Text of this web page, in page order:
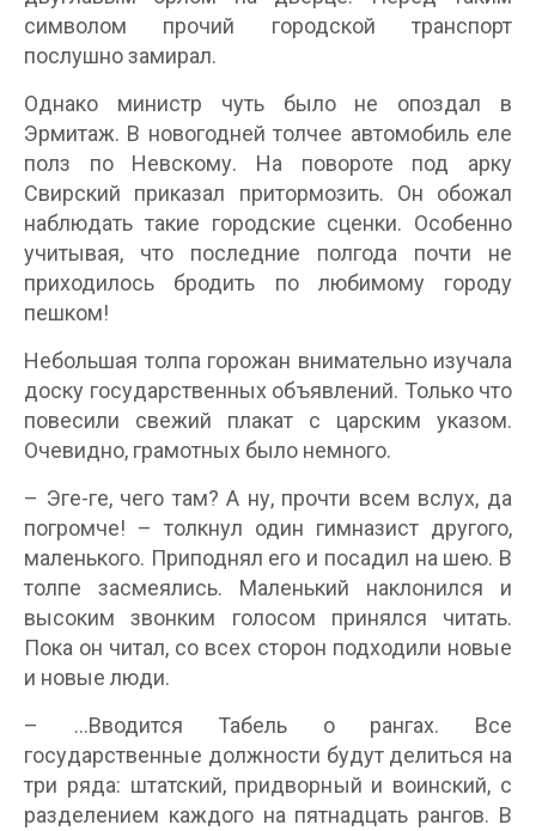
символом прочий городской транспорт
послушно замирал.
Однако министр чуть было не опоздал в
Эрмитаж. В новогодней толчее автомобиль еле
полз по Невскому. На повороте под арку
Свирский приказал притормозить. Он обожал
наблюдать такие городские сценки. Особенно
учитывая, что последние полгода почти не
приходилось бродить по любимому городу
пешком!
Небольшая толпа горожан внимательно изучала
доску государственных объявлений. Только что
повесили свежий плакат с царским указом.
Очевидно, грамотных было немного.
– Эге-ге, чего там? А ну, прочти всем вслух, да
погромче! – толкнул один гимназист другого,
маленького. Приподнял его и посадил на шею. В
толпе засмеялись. Маленький наклонился и
высоким звонким голосом принялся читать.
Пока он читал, со всех сторон подходили новые
и новые люди.
– …Вводится Табель о рангах. Все
государственные должности будут делиться на
три ряда: штатский, придворный и воинский, с
разделением каждого на пятнадцать рангов. В